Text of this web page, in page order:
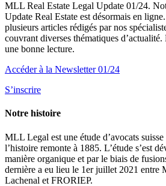
MLL Real Estate Legal Update 01/24.
Update Real Estate est désormais en
plusieurs articles rédigés par nos
couvrant diverses thématiques
une bonne lecture.
Accéder à la Newsletter 01/24
S’inscrire
Notre histoire
MLL Legal est une étude d’avocats
l’histoire remonte à 1885. L’étude s’est
manière organique et par le biais de
dernière a eu lieu le 1er juillet 2021 entre
Lachenal et FRORIEP.